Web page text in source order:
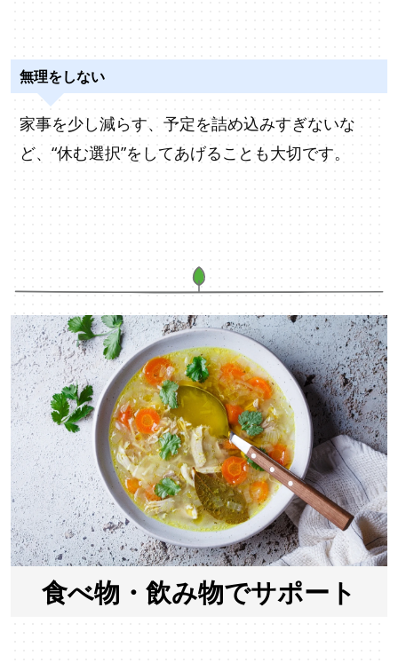
無理をしない
家事を少し減らす、予定を詰め込みすぎないな
ど、“休む選択”をしてあげることも大切です。
食べ物・飲み物でサポート